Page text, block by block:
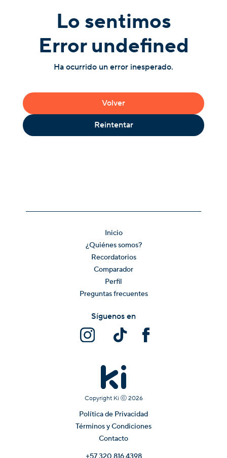
Lo sentimos
Error undefined
Ha ocurrido un error inesperado.
Volver
Reintentar
Inicio
¿Quiénes somos?
Recordatorios
Comparador
Perfil
Preguntas frecuentes
Copyright Ki ⓒ 2026
Política de Privacidad
Términos y Condiciones
Contacto
Síguenos en